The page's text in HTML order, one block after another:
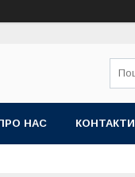
НАС КОНТАКТИ